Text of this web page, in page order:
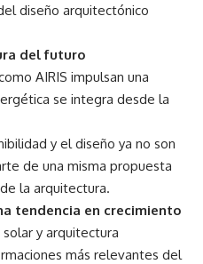
diseño arquitectónico
del futuro
AIRIS impulsan una
se integra desde la
y el diseño ya no son
de una misma propuesta
la arquitectura.
tendencia en crecimiento
y arquitectura
más relevantes del